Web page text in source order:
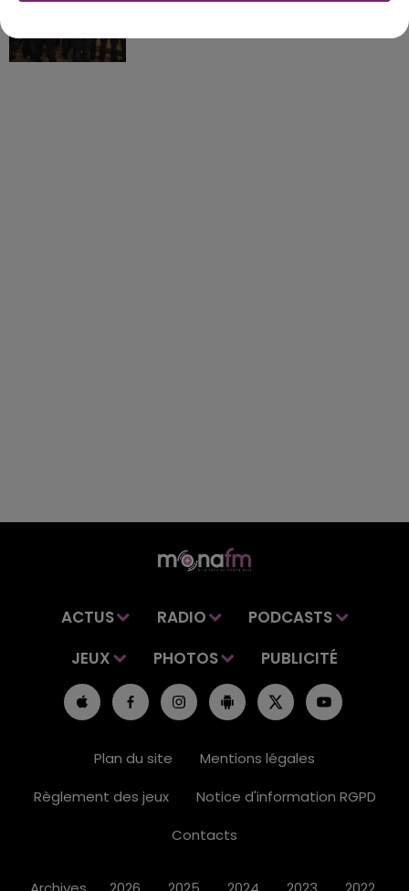
ACTUS RADIO
PODCASTS
JEUX
PHOTOS PUBLICITÉ
Plan du site
Mentions légales
Règlement des jeux
Notice d'information RGPD
Contacts